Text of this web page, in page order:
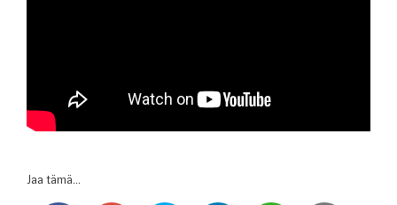
Jaa tämä...